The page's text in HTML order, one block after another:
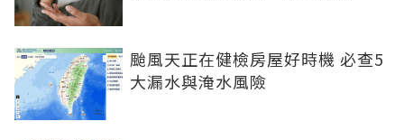
颱風天正在健檢房屋好時機 必查5
大漏水與淹水風險